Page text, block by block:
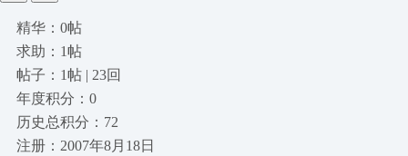
精华：0帖
求助：1帖
帖子：1帖 | 23回
年度积分：0
历史总积分：72
注册：2007年8月18日